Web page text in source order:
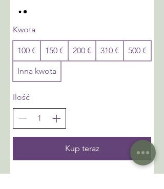
Kwota
100 € 150 € 200 € 310 € 500 €
Inna kwota
Ilość
Kup teraz